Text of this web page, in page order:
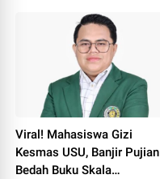
Nasionalisme dan Green
Policing Jelang HUT RI Ke-
Viral! Mahasiswa Gizi
Kesmas USU, Banjir Pujian
Bedah Buku Skala